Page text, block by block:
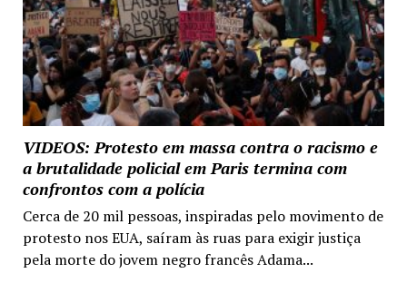
VIDEOS: Protesto em massa contra o racismo e
a brutalidade policial em Paris termina com
confrontos com a polícia
Cerca de 20 mil pessoas, inspiradas pelo movimento de
protesto nos EUA, saíram às ruas para exigir justiça
pela morte do jovem negro francês Adama...